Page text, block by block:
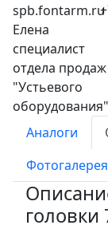
Аналоги
Фотогалерея
головки